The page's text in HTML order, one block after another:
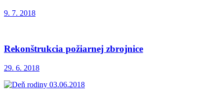
9. 7. 2018
Rekonštrukcia požiarnej zbrojnice
29. 6. 2018